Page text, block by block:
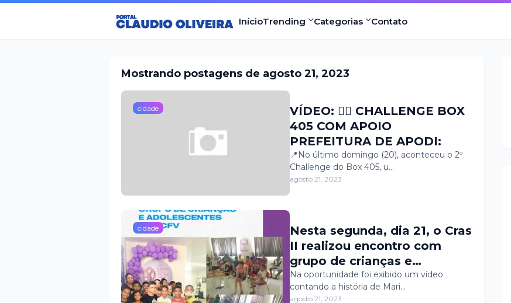
InícioTrending Categorias Contato
Mostrando postagens de agosto 21, 2023
cidade
VÍDEO: 🏋🏾 CHALLENGE BOX
405 COM APOIO
PREFEITURA DE APODI:
📍No último domingo (20), aconteceu o 2º
Challenge do Box 405, u…
agosto 21, 2023
cidade
Nesta segunda, dia 21, o Cras
II realizou encontro com
grupo de crianças e
adolescentes do Serviço de
Convivência e
Na oportunidade foi exibido um vídeo
contando a história de Mari…
agosto 21, 2023